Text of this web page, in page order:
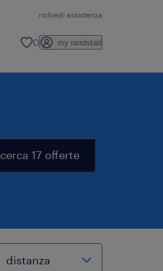
richiedi assistenza
0 my randstad
cerca 17 offerte